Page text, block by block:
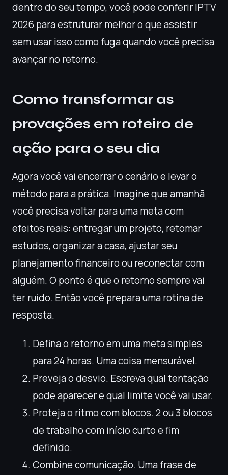
dentro do seu tempo, você pode conferir IPTV
2026 para estruturar melhor o que assistir
sem usar isso como fuga quando você precisa
avançar no retorno.
Como transformar as
provações em roteiro de
ação para o seu dia
Agora você vai encerrar o cenário e levar o
método para a prática. Imagine que amanhã
você precisa voltar para uma meta com
efeitos reais: entregar um projeto, retomar
estudos, organizar a casa, ajustar seu
planejamento financeiro ou reconectar com
alguém. O ponto é que o retorno sempre vai
ter ruído. Então você prepara uma rotina de
resposta.
Defina o retorno em uma meta simples
para 24 horas. Uma coisa mensurável.
Preveja o desvio. Escreva qual tentação
pode aparecer e qual limite você vai usar.
Proteja o ritmo com blocos. 2 ou 3 blocos
de trabalho com início curto e fim
definido.
Combine comunicação. Uma frase de